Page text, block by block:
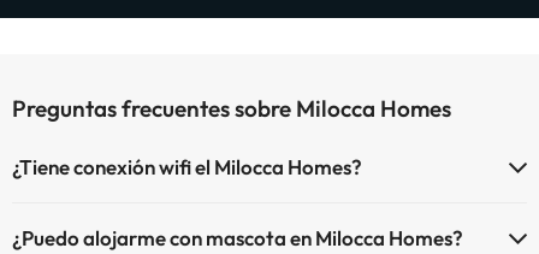
Preguntas frecuentes sobre Milocca Homes
¿Tiene conexión wifi el Milocca Homes?
¿Puedo alojarme con mascota en Milocca Homes?